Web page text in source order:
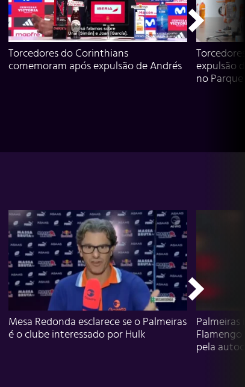
Torcedores do Corinthians
comemoram após expulsão de Andrés
expulsão
no Parque
Mesa Redonda esclarece se o Palmeiras
é o clube interessado por Hulk
Flamengo
pela